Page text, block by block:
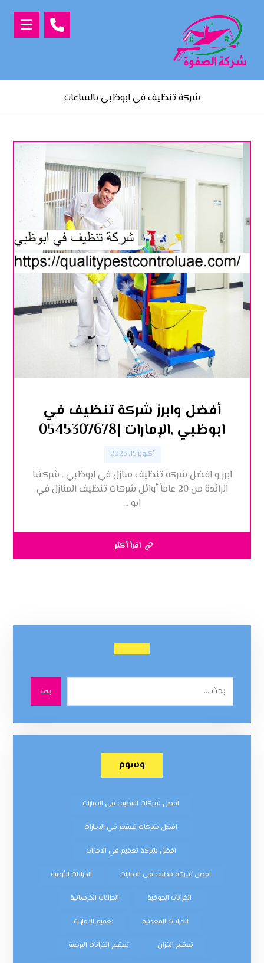
شركة تنظيف في ابوظبي بالساعات
أفضل وابرز شركة تنظيف في
ابوظبي ,الإمارات |0545307678
أكتوبر 15, 2023
ابرز و افضل شركة تنظيف منازل في ابوظبي . شركتنا
الرائدة من 20 عاماً أوائل شركات تنظيف المنازل في
ابو ...
اقرأ أكثر
بحث
وسوم
افضل شركات التنظيف في الامارات
افضل شركات تعقيم في الامارات
افضل شركة تعقيم في الامارات
افضل شركة تنظيف في الامارات الخزانات الأرضية
الخزانات الجوفية الخزانات الخرسانية
الخزانات المعدنية تعقيم الامارات
تعقيم الخزان تعقيم الخزانات الارضية